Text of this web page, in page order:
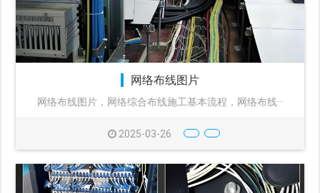
网络布线图片
网络布线图片，网络综合布线施工基本流程，网络布线···
2025-03-26